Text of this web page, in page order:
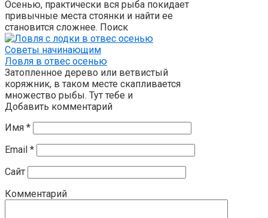
Осенью, практически вся рыба покидает
привычные места стоянки и найти ее
становится сложнее. Поиск
Советы начинающим
Ловля в отвес осенью
Затопленное дерево или ветвистый
коряжник, в таком месте скапливается
множество рыбы. Тут тебе и
Добавить комментарий
Имя *
Email *
Сайт
Комментарий